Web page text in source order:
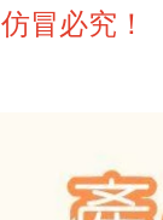
仿冒必究！